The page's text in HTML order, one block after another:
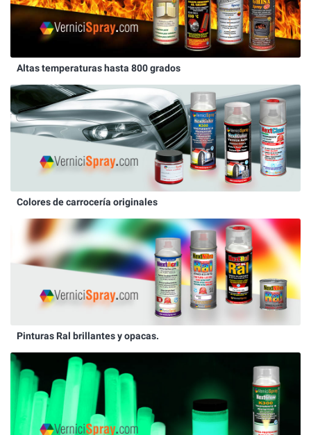
Altas temperaturas hasta 800 grados
Colores de carrocería originales
Pinturas Ral brillantes y opacas.